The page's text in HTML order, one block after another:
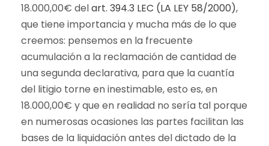
18.000,00€ delart. 394.3 LEC (LA LEY 58/2000),
que tiene importancia y mucha más de lo que
creemos: pensemos en la frecuente
acumulación a la reclamación de cantidad de
una segunda declarativa, para que la cuantía
del litigio torne en inestimable, esto es, en
18.000,00€ y que en realidad no sería tal porque
en numerosas ocasiones las partes facilitan las
bases de la liquidación antes del dictado de la